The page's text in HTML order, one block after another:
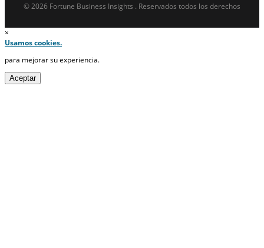
© 2026 Fortune Business Insights . Reservados todos los derechos
×
Usamos cookies.
para mejorar su experiencia.
Aceptar